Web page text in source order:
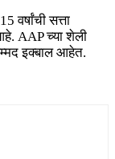
सत्ता
AAP च्या शेली
इक्बाल आहेत.